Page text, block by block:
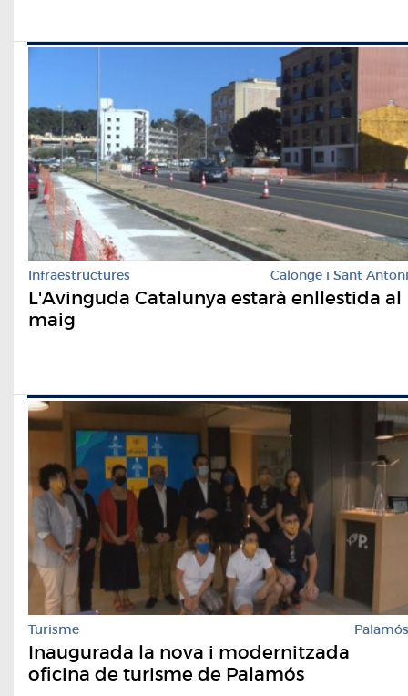
Infraestructures Calonge i Sant Antoni
L'Avinguda Catalunya estarà enllestida al
maig
Turisme Palamós
Inaugurada la nova i modernitzada
oficina de turisme de Palamós